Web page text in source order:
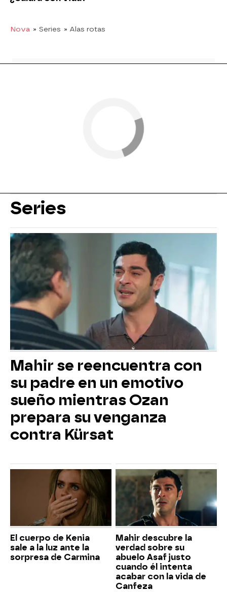
Nova » Series » Alas rotas
Series
Mahir se reencuentra con
su padre en un emotivo
sueño mientras Ozan
prepara su venganza
contra Kürsat
El cuerpo de Kenia
sale a la luz ante la
sorpresa de Carmina
Mahir descubre la
verdad sobre su
abuelo Asaf justo
cuando él intenta
acabar con la vida de
Canfeza